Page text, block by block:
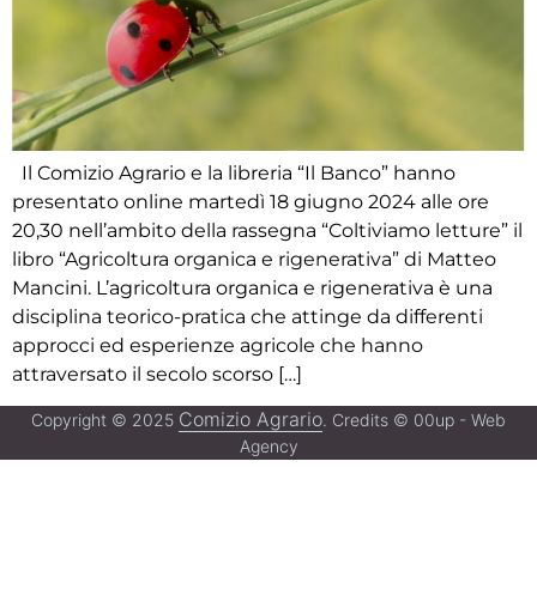
Il Comizio Agrario e la libreria “Il Banco” hanno
presentato online martedì 18 giugno 2024 alle ore
20,30 nell’ambito della rassegna “Coltiviamo letture” il
libro “Agricoltura organica e rigenerativa” di Matteo
Mancini. L’agricoltura organica e rigenerativa è una
disciplina teorico-pratica che attinge da differenti
approcci ed esperienze agricole che hanno
attraversato il secolo scorso […]
Copyright © 2025 Comizio Agrario. Credits © 00up - Web
Agency